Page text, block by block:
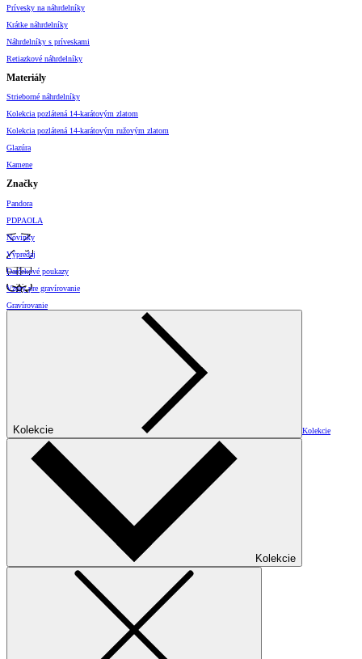
Prívesky na náhrdelníky
Krátke náhrdelníky
Náhrdelníky s príveskami
Retiazkové náhrdelníky
Materiály
Strieborné náhrdelníky
Kolekcia pozlátená 14-karátovým zlatom
Kolekcia pozlátená 14-karátovým ružovým zlatom
Glazúra
Kamene
Značky
Pandora
PDPAOLA
Novinky
Výpredaj
Darčekové poukazy
Vzory pre gravírovanie
Gravírovanie
Kolekcie Kolekcie
Kolekcie